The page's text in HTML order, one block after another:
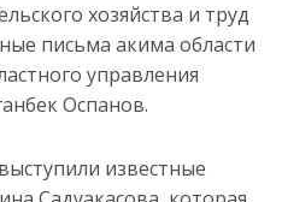
хозяйства и труд
письма акима области
управления
Оспанов.
известные